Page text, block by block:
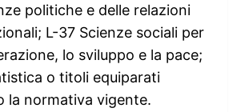
politiche e delle relazioni
L-37 Scienze sociali per
lo sviluppo e la pace;
o titoli equiparati
la normativa vigente.